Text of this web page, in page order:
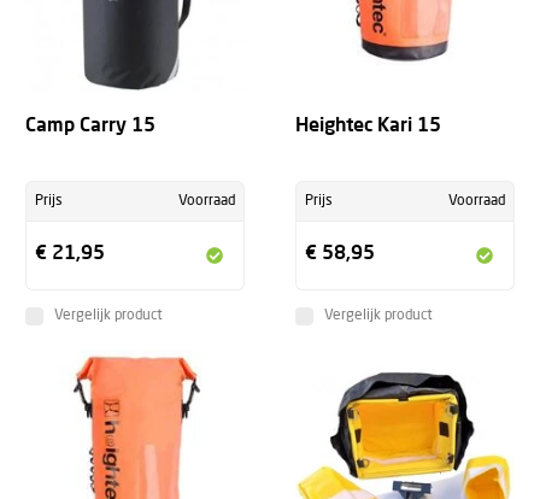
Camp Carry 15
Prijs Voorraad
€ 21,95
Vergelijk product
Heightec Kari 15
Prijs Voorraad
€ 58,95
Vergelijk product